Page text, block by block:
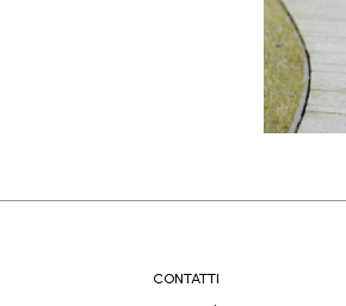
CONTATTI